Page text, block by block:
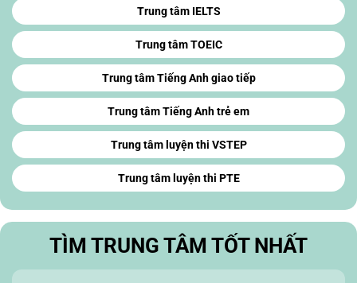
Trung tâm IELTS
Trung tâm TOEIC
Trung tâm Tiếng Anh giao tiếp
Trung tâm Tiếng Anh trẻ em
Trung tâm luyện thi VSTEP
Trung tâm luyện thi PTE
TÌM TRUNG TÂM TỐT NHẤT